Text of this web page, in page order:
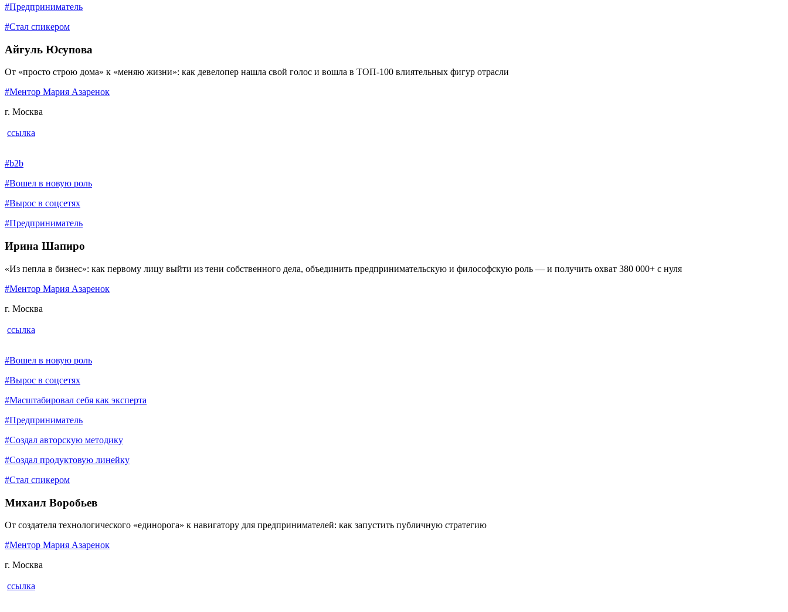
#Предприниматель
#Стал спикером
Айгуль Юсупова
От «просто строю дома» к «меняю жизни»: как девелопер нашла свой голос и вошла в ТОП-100 влиятельных фигур отрасли
#Ментор Мария Азаренок
г. Москва
ссылка
#b2b
#Вошел в новую роль
#Вырос в соцсетях
#Предприниматель
Ирина Шапиро
«Из пепла в бизнес»: как первому лицу выйти из тени собственного дела, объединить предпринимательскую и философскую роль — и получить охват 380 000+ с нуля
#Ментор Мария Азаренок
г. Москва
ссылка
#Вошел в новую роль
#Вырос в соцсетях
#Масштабировал себя как эксперта
#Предприниматель
#Создал авторскую методику
#Создал продуктовую линейку
#Стал спикером
Михаил Воробьев
От создателя технологического «единорога» к навигатору для предпринимателей: как запустить публичную стратегию
#Ментор Мария Азаренок
г. Москва
ссылка